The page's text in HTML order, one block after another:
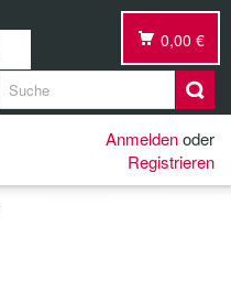
0,00 €
Anmeldenoder
Registrieren